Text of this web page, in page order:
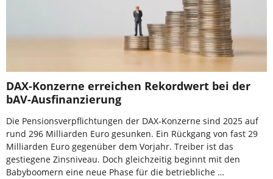
DAX-Konzerne erreichen Rekordwert bei der
bAV-Ausfinanzierung
Die Pensionsverpflichtungen der DAX-Konzerne sind 2025 auf
rund 296 Milliarden Euro gesunken. Ein Rückgang von fast 29
Milliarden Euro gegenüber dem Vorjahr. Treiber ist das
gestiegene Zinsniveau. Doch gleichzeitig beginnt mit den
Babyboomern eine neue Phase für die betriebliche …